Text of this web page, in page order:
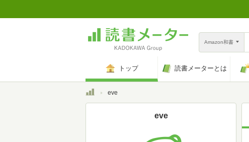
Amazon和書
トップ 読書メーターとは
トップeve
eve